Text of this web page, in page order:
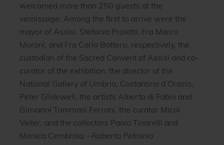
welcomed more than 250 guests at the
vernissage. Among the first to arrive were the
mayor of Assisi, Stefania Proietti, Fra Marco
Moroni, and Fra Carlo Bottero, respectively, the
custodian of the Sacred Convent of Assisi and co-
curator of the exhibition, the director of the
National Gallery of Umbria, Costantino d’Orazio,
Peter Glidewell, the artists Alberto di Fabio and
Giovanni Tommasi Ferroni, the curator Micol
Veller, and the collectors Paolo Tinarelli and
Monica Cembrola. –Roberta Petronio